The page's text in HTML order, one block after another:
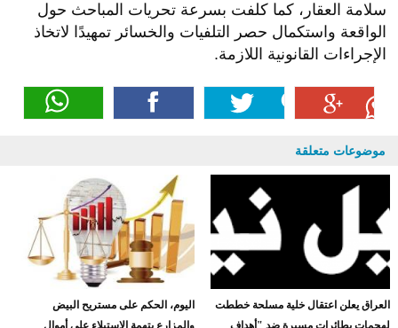
سلامة العقار، كما كلفت بسرعة تحريات المباحث حول
الواقعة واستكمال حصر التلفيات والخسائر تمهيدًا لاتخاذ
الإجراءات القانونية اللازمة.
موضوعات متعلقة
العراق يعلن اعتقال خلية مسلحة خططت
لهجمات بطائرات مسيرة ضد "أهداف
اليوم، الحكم على مستريح البيض
والمزارع بتهمة الاستيلاء على أموال